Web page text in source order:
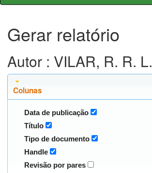
Gerar relatório
Autor : VILAR, R. R. L.
Colunas
Data de publicação
Título
Tipo de documento
Handle
Revisão por pares